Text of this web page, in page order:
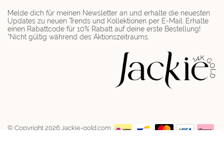
Melde dich für meinen Newsletter an und erhalte die neuesten
Updates zu neuen Trends und Kollektionen per E-Mail. Erhalte
einen Rabattcode für 10% Rabatt auf deine erste Bestellung!
*Nicht gültig während des Aktionszeitraums.
© Copyright 2026 Jackie-gold.com